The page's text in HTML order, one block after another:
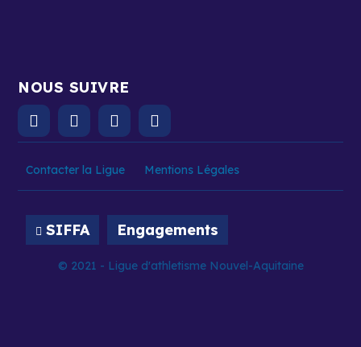
NOUS SUIVRE
Contacter la Ligue Mentions Légales
SIFFA Engagements
© 2021 - Ligue d'athletisme Nouvel-Aquitaine